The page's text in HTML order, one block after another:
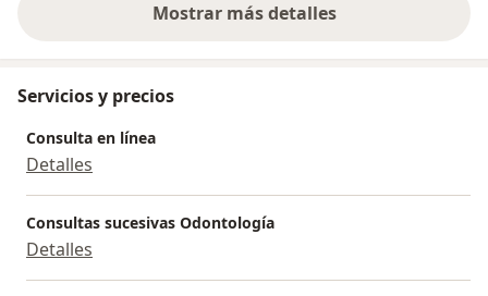
Mostrar más detalles
sobre la experiencia
Servicios y precios
Consulta en línea
Detalles
Consultas sucesivas Odontología
Detalles